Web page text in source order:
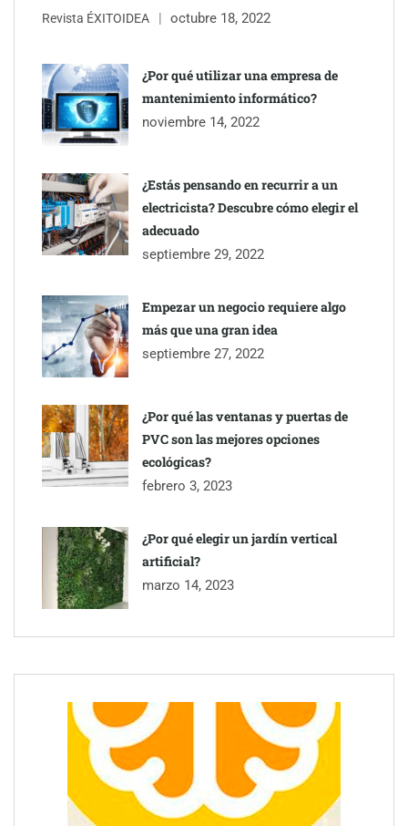
Revista ÉXITOIDEA octubre 18, 2022
¿Por qué utilizar una empresa de
mantenimiento informático?
noviembre 14, 2022
¿Estás pensando en recurrir a un
electricista? Descubre cómo elegir el
adecuado
septiembre 29, 2022
Empezar un negocio requiere algo
más que una gran idea
septiembre 27, 2022
¿Por qué las ventanas y puertas de
PVC son las mejores opciones
ecológicas?
febrero 3, 2023
¿Por qué elegir un jardín vertical
artificial?
marzo 14, 2023